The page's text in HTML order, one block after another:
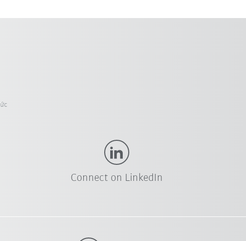
Connect on LinkedIn